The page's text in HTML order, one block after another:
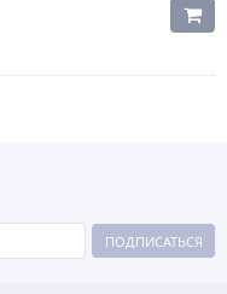
ПОДПИСАТЬСЯ